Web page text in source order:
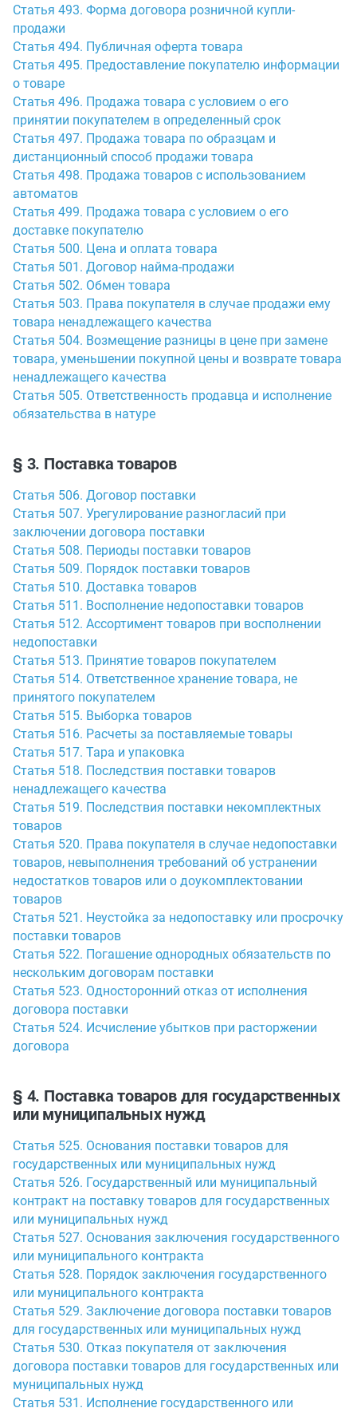
Статья 493. Форма договора розничной купли-
продажи
Статья 494. Публичная оферта товара
Статья 495. Предоставление покупателю информации
о товаре
Статья 496. Продажа товара с условием о его
принятии покупателем в определенный срок
Статья 497. Продажа товара по образцам и
дистанционный способ продажи товара
Статья 498. Продажа товаров с использованием
автоматов
Статья 499. Продажа товара с условием о его
доставке покупателю
Статья 500. Цена и оплата товара
Статья 501. Договор найма-продажи
Статья 502. Обмен товара
Статья 503. Права покупателя в случае продажи ему
товара ненадлежащего качества
Статья 504. Возмещение разницы в цене при замене
товара, уменьшении покупной цены и возврате товара
ненадлежащего качества
Статья 505. Ответственность продавца и исполнение
обязательства в натуре
§ 3. Поставка товаров
Статья 506. Договор поставки
Статья 507. Урегулирование разногласий при
заключении договора поставки
Статья 508. Периоды поставки товаров
Статья 509. Порядок поставки товаров
Статья 510. Доставка товаров
Статья 511. Восполнение недопоставки товаров
Статья 512. Ассортимент товаров при восполнении
недопоставки
Статья 513. Принятие товаров покупателем
Статья 514. Ответственное хранение товара, не
принятого покупателем
Статья 515. Выборка товаров
Статья 516. Расчеты за поставляемые товары
Статья 517. Тара и упаковка
Статья 518. Последствия поставки товаров
ненадлежащего качества
Статья 519. Последствия поставки некомплектных
товаров
Статья 520. Права покупателя в случае недопоставки
товаров, невыполнения требований об устранении
недостатков товаров или о доукомплектовании
товаров
Статья 521. Неустойка за недопоставку или просрочку
поставки товаров
Статья 522. Погашение однородных обязательств по
нескольким договорам поставки
Статья 523. Односторонний отказ от исполнения
договора поставки
Статья 524. Исчисление убытков при расторжении
договора
§ 4. Поставка товаров для государственных
или муниципальных нужд
Статья 525. Основания поставки товаров для
государственных или муниципальных нужд
Статья 526. Государственный или муниципальный
контракт на поставку товаров для государственных
или муниципальных нужд
Статья 527. Основания заключения государственного
или муниципального контракта
Статья 528. Порядок заключения государственного
или муниципального контракта
Статья 529. Заключение договора поставки товаров
для государственных или муниципальных нужд
Статья 530. Отказ покупателя от заключения
договора поставки товаров для государственных или
муниципальных нужд
Статья 531. Исполнение государственного или